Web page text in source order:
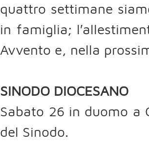
quattro settimane
in famiglia;
Avvento e, nella
SINODO DIOCESANO
Sabato 26 in duomo a
del Sinodo.